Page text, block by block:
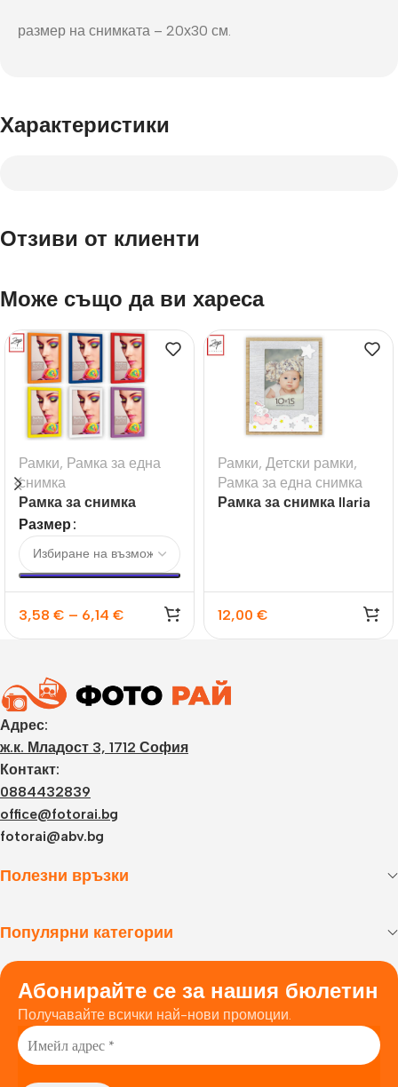
размер на снимката – 20х30 см.
Характеристики
Отзиви от клиенти
Може също да ви хареса
Рамки, Рамка за една
снимка
Рамка за снимка
Darwin
Размер
3,58 € – 6,14 €
Рамки, Детски рамки,
Рамка за една снимка
Рамка за снимка Ilaria
12,00 €
Адрес:
ж.к. Младост 3, 1712 София
Контакт:
0884432839
office@fotorai.bg
fotorai@abv.bg
Полезни връзки
Популярни категории
Абонирайте се за нашия бюлетин
Получавайте всички най-нови промоции.